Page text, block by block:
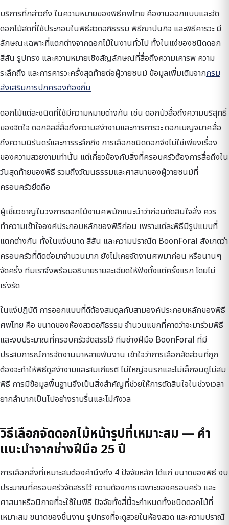
บริการที่กล่าวถึง ในความหมายของพิธีศพไทย คืองานออกแบบและจัด
ดอกไม้สดที่ใช้ประกอบในพิธีสวดอภิธรรม พิธีฌาปนกิจ และพิธีคารวะ มี
ลักษณะเฉพาะที่แตกต่างจากดอกไม้ในงานทั่วไป ทั้งในแง่ของชนิดดอก
สีสัน รูปทรง และความหมายเชิงสัญลักษณ์ที่สื่อถึงความเคารพ ความ
ระลึกถึง และการคารวะครั้งสุดท้ายต่อผู้วายชนม์ ข้อมูลเพิ่มเติมจากกรม
ส่งเสริมการปกครองท้องถิ่น
ดอกไม้แต่ละชนิดที่ใช้มีความหมายต่างกัน เช่น ดอกบัวสื่อถึงความบริสุทธิ์
ของจิตใจ ดอกลิลลี่สื่อถึงความสง่างามและการคารวะ ดอกเบญจมาศสื่อ
ถึงความนิรันดร์และการระลึกถึง การเลือกชนิดดอกจึงไม่ใช่เพียงเรื่อง
ของความสวยงามเท่านั้น แต่เกี่ยวข้องกับสิ่งที่ครอบครัวต้องการสื่อถึงใน
วันสุดท้ายของพิธี รวมถึงวัฒนธรรมและศาสนาของผู้วายชนม์ที่
ครอบครัวยึดถือ
ผู้เชี่ยวชาญในวงการดอกไม้งานศพมักแนะนำว่าก่อนตัดสินใจสั่ง ควร
ทำความเข้าใจองค์ประกอบหลักของพิธีก่อน เพราะแต่ละพิธีมีรูปแบบที่
แตกต่างกัน ทั้งในแง่ขนาด สีสัน และความปราณีต BoonForal สังเกตว่า
ครอบครัวที่ติดต่อมาจำนวนมาก ยังไม่เคยจัดงานศพมาก่อน หรือนานๆ
จัดครั้ง ทีมเราจึงพร้อมอธิบายรายละเอียดให้ฟังตั้งแต่ครั้งแรก โดยไม่
เร่งรัด
ในแง่ปฏิบัติ การออกแบบที่ดีต้องสมดุลกับสามองค์ประกอบหลักของพิธี
ศพไทย คือ ขนาดของห้องสวดอภิธรรม จำนวนแขกที่คาดว่าจะมาร่วมพิธี
และงบประมาณที่ครอบครัวจัดสรรไว้ ทีมช่างฝีมือ BoonForal ที่มี
ประสบการณ์การจัดงานมาหลายพันงาน เข้าใจว่าการเลือกสัดส่วนที่ถูก
ต้องจะทำให้พิธีดูสง่างามและสมเกียรติ ไม่ใหญ่จนรกและไม่เล็กจนดูไม่สม
พิธี การมีข้อมูลพื้นฐานจึงเป็นสิ่งสำคัญที่ช่วยให้การตัดสินใจในช่วงเวลา
ยากลำบากเป็นไปอย่างราบรื่นและไม่กังวล
วิธีเลือกจัดดอกไม้หน้ารูปที่เหมาะสม — คำ
แนะนำจากช่างฝีมือ 25 ปี
การเลือกสิ่งที่เหมาะสมต้องคำนึงถึง 4 ปัจจัยหลัก ได้แก่ ขนาดของพิธี งบ
ประมาณที่ครอบครัวจัดสรรไว้ ความต้องการเฉพาะของครอบครัว และ
ศาสนาหรือนิกายที่จะใช้ในพิธี ปัจจัยทั้งสี่นี้จะกำหนดทั้งชนิดดอกไม้ที่
เหมาะสม ขนาดของชิ้นงาน รูปทรงที่จะดูสวยในห้องสวด และความปราณี